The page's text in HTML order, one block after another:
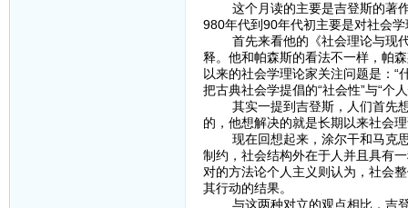
这个月读的主要是吉登斯的著作
980年代到90年代初主要是对社会
首先来看他的《社会理论与现代
释。他和帕森斯的看法不一样，帕
以来的社会学理论家关注问题是：“
把古典社会学提倡的“社会性”与“个
其实一提到吉登斯，人们首先想
的，他想解决的就是长期以来社会
现在回想起来，涂尔干和马克思
制约，社会结构外在于人并且具有
对的方法论个人主义则认为，社会
其行动的结果。
与这两种对立的观点相比，吉登